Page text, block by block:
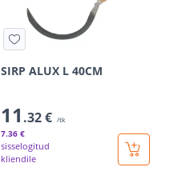
SIRP ALUX L 40CM
11 .32 € /tk
7.36 €
sisselogitud
kliendile